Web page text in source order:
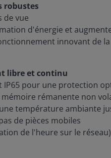
robustes
de vue
d'énergie et
innovant de
libre et continu
pour une protection
rémanente non
température ambiante
de pièces mobiles
de l'heure sur le réseau)